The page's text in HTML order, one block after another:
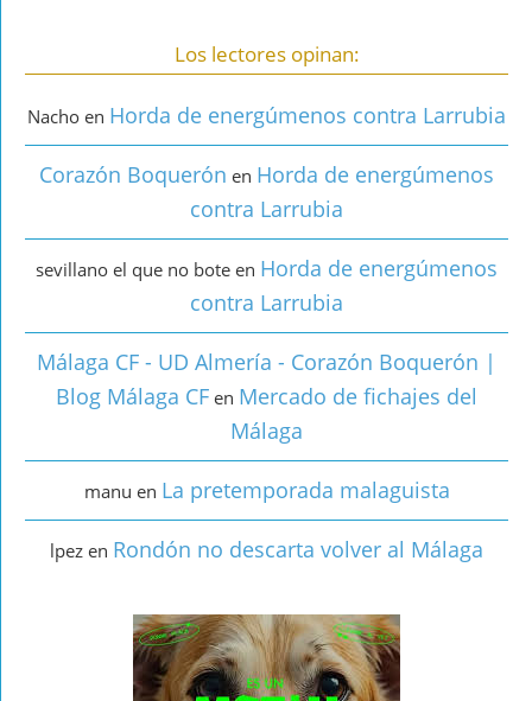
Los lectores opinan:
Nacho en Horda de energúmenos contra Larrubia
Corazón Boquerón en Horda de energúmenos
contra Larrubia
sevillano el que no bote en Horda de energúmenos
contra Larrubia
Málaga CF - UD Almería - Corazón Boquerón |
Blog Málaga CF en Mercado de fichajes del
Málaga
manu en La pretemporada malaguista
lpez en Rondón no descarta volver al Málaga